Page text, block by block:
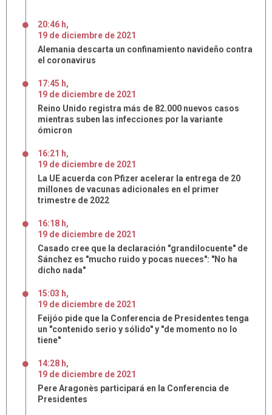
20:46 h,
19 de diciembre de 2021
Alemania descarta un confinamiento navideño contra
el coronavirus
17:45 h,
19 de diciembre de 2021
Reino Unido registra más de 82.000 nuevos casos
mientras suben las infecciones por la variante
ómicron
16:21 h,
19 de diciembre de 2021
La UE acuerda con Pfizer acelerar la entrega de 20
millones de vacunas adicionales en el primer
trimestre de 2022
16:18 h,
19 de diciembre de 2021
Casado cree que la declaración "grandilocuente" de
Sánchez es "mucho ruido y pocas nueces": "No ha
dicho nada"
15:03 h,
19 de diciembre de 2021
Feijóo pide que la Conferencia de Presidentes tenga
un "contenido serio y sólido" y "de momento no lo
tiene"
14:28 h,
19 de diciembre de 2021
Pere Aragonès participará en la Conferencia de
Presidentes